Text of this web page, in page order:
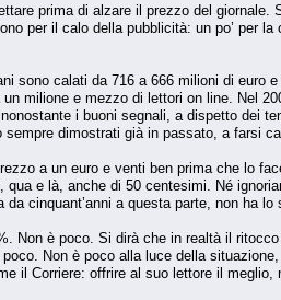
prima di alzare il prezzo del
per il calo della pubblicità: un po’ per
sono calati da 716 a 666 milioni di
milione e mezzo di lettori on line. Nel
i buoni segnali, a dispetto dei
dimostrati già in passato, a farsi
a un euro e venti ben prima che lo
e là, anche di 50 centesimi. Né
cinquant’anni a questa parte, non ha lo
Non è poco. Si dirà che in realtà il
Non è poco alla luce della
il Corriere: offrire al suo lettore il